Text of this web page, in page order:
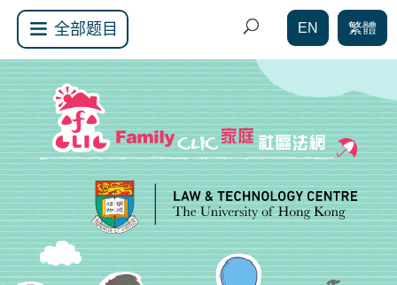
全部题目 EN 繁體